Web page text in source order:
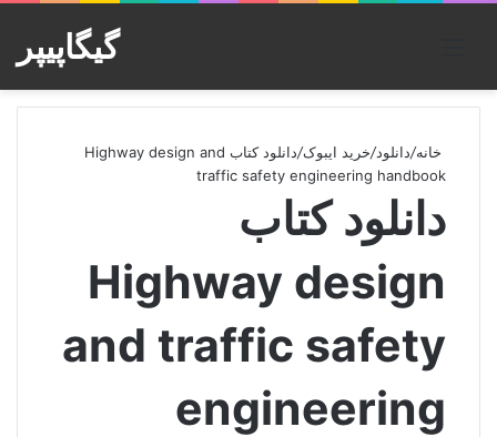
گیگاپیپر
خانه/دانلود/خرید ایبوک/
دانلود کتاب Highway design and
traffic safety engineering handbook
دانلود کتاب
Highway design
and traffic safety
engineering